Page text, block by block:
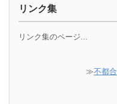
リンク集
リンク集のページ...
≫不都